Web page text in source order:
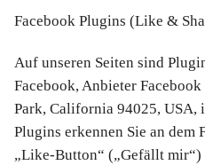
Facebook Plugins (Like &
Auf unseren Seiten sind
Facebook, Anbieter
Park, California 94025, USA,
Plugins erkennen Sie an dem
„Like-Button“ („Gefällt mir“)